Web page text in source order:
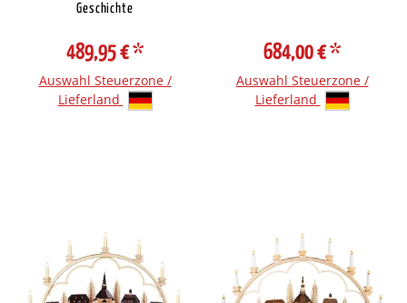
Geschichte
489,95 €*
Auswahl Steuerzone /
Lieferland
684,00 €*
Auswahl Steuerzone /
Lieferland